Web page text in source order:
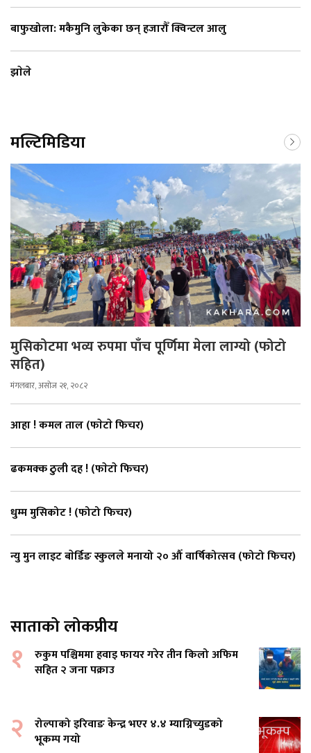
बाफुखोला: मकैमुनि लुकेका छन् हजारौँ क्विन्टल आलु
झाेले
मल्टिमिडिया
मुसिकोटमा भव्य रुपमा पाँच पूर्णिमा मेला लाग्यो (फोटो
सहित)
मंगलबार, असोज २१, २०८२
आहा ! कमल ताल (फाेटाे फिचर)
ढकमक्क ठुली दह ! (फाेटाे फिचर)
धुम्म मुसिकोट ! (फोटो फिचर)
न्यु मुन लाइट बाेर्डिङ स्कुलले मनायो २० औँ वार्षिकोत्सव (फोटो फिचर)
साताको लोकप्रीय
१
रुकुम पश्चिममा हवाइ फायर गरेर तीन किलो अफिम
सहित २ जना पक्राउ
२
रोल्पाको इरिवाङ केन्द्र भएर ४.४ म्याग्निच्युडको
भूकम्प गयो